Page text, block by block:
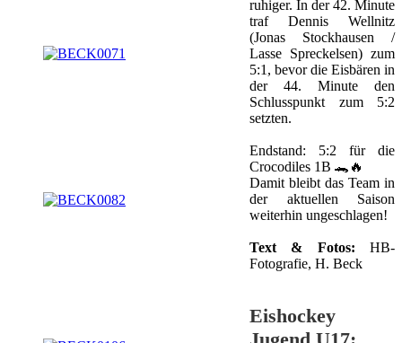
ruhiger. In der 42. Minute
traf Dennis Wellnitz
(Jonas Stockhausen /
Lasse Spreckelsen) zum
5:1, bevor die Eisbären in
der 44. Minute den
Schlusspunkt zum 5:2
setzten.
Endstand: 5:2 für die
Crocodiles 1B 🐊🔥
Damit bleibt das Team in
der aktuellen Saison
weiterhin ungeschlagen!
Text & Fotos: HB-
Fotografie, H. Beck
Eishockey